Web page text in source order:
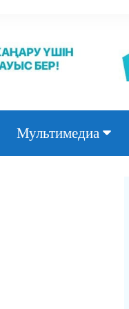
Мультимедиа